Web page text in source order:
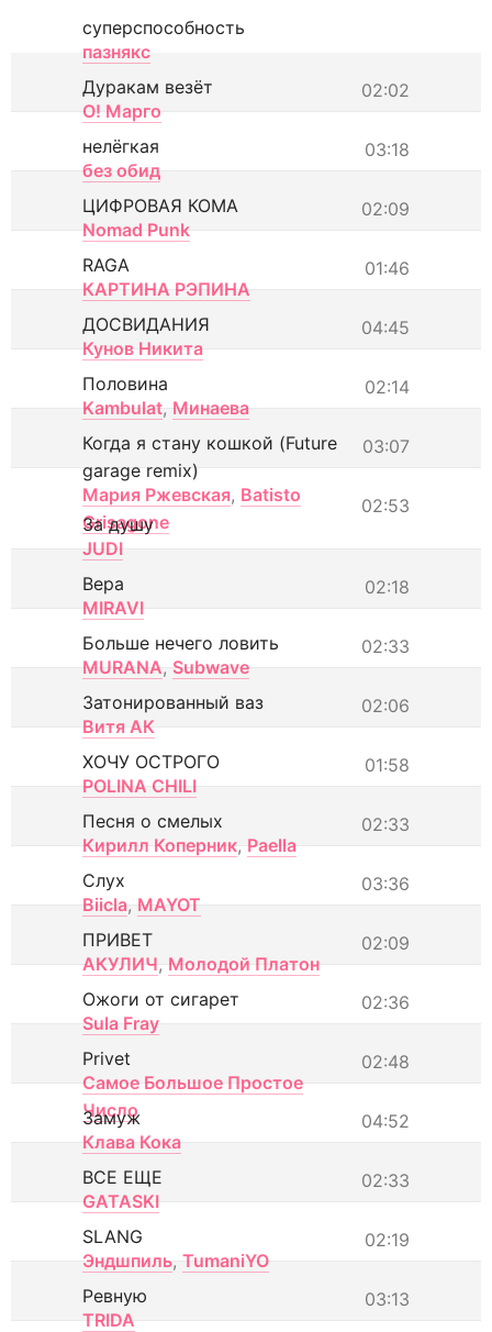
суперспособность
пазнякс
02:02
Дуракам везёт
О! Марго
03:18
нелёгкая
без обид
02:09
ЦИФРОВАЯ КОМА
Nomad Punk
01:46
RAGA
КАРТИНА РЭПИНА
04:45
ДОСВИДАНИЯ
Кунов Никита
02:14
Половина
Kambulat, Минаева
03:07
Когда я стану кошкой (Future
garage remix)
Мария Ржевская, Batisto
Grisagone
02:53
За душу
JUDI
02:18
Вера
MIRAVI
02:33
Больше нечего ловить
MURANA, Subwave
02:06
Затонированный ваз
Витя АК
01:58
ХОЧУ ОСТРОГО
POLINA CHILI
02:33
Песня о смелых
Кирилл Коперник, Paella
03:36
Слух
Biicla, MAYOT
02:09
ПРИВЕТ
АКУЛИЧ, Молодой Платон
02:36
Ожоги от сигарет
Sula Fray
02:48
Privet
Самое Большое Простое
Число
04:52
Замуж
Клава Кока
02:33
ВСЕ ЕЩЕ
GATASKI
02:19
SLANG
Эндшпиль, TumaniYO
03:13
Ревную
TRIDA